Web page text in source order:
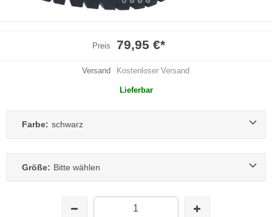
Preis 79,95 €*
Versand Kostenloser Versand
Lieferbar
Farbe: schwarz
Größe: Bitte wählen